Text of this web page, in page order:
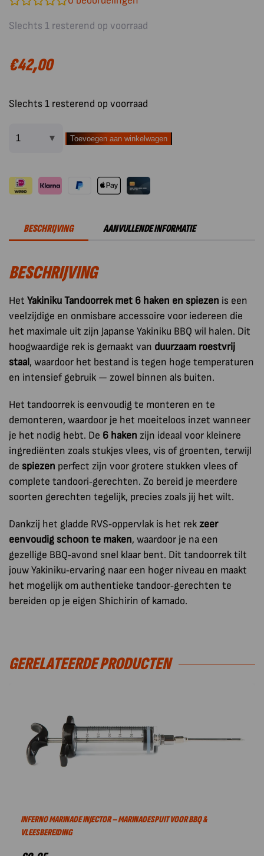
Slechts 1 resterend op voorraad
€42,00
Slechts 1 resterend op voorraad
Yakiniku
Accessoire
Tandoorrek
Haken
Spiezen
aantal
Toevoegen aan winkelwagen
BESCHRIJVING AANVULLENDE INFORMATIE
BESCHRIJVING
Het Yakiniku Tandoorrek met 6 haken en spiezen is een
veelzijdige en onmisbare accessoire voor iedereen die
het maximale uit zijn Japanse Yakiniku BBQ wil halen. Dit
hoogwaardige rek is gemaakt van duurzaam roestvrij
staal, waardoor het bestand is tegen hoge temperaturen
en intensief gebruik — zowel binnen als buiten.
Het tandoorrek is eenvoudig te monteren en te
demonteren, waardoor je het moeiteloos inzet wanneer
je het nodig hebt. De 6 haken zijn ideaal voor kleinere
ingrediënten zoals stukjes vlees, vis of groenten, terwijl
de spiezen perfect zijn voor grotere stukken vlees of
complete tandoori‑gerechten. Zo bereid je meerdere
soorten gerechten tegelijk, precies zoals jij het wilt.
Dankzij het gladde RVS‑oppervlak is het rekzeer
eenvoudig schoon te maken, waardoor je na een
gezellige BBQ‑avond snel klaar bent. Dit tandoorrek tilt
jouw Yakiniku‑ervaring naar een hoger niveau en maakt
het mogelijk om authentieke tandoor‑gerechten te
bereiden op je eigen Shichirin of kamado.
GERELATEERDE PRODUCTEN
INFERNO MARINADE INJECTOR – MARINADESPUIT VOOR BBQ &
VLEESBEREIDING